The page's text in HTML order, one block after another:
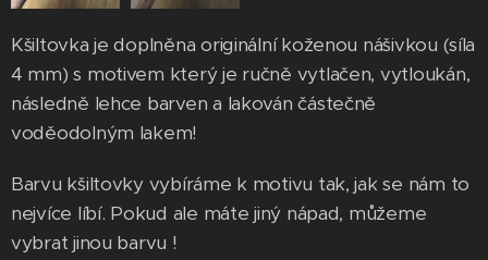
Kšiltovka je doplněna originální koženou nášivkou (síla
4 mm) s motivem který je ručně vytlačen, vytloukán,
následně lehce barven a lakován částečně
voděodolným lakem!
Barvu kšiltovky vybíráme k motivu tak, jak se nám to
nejvíce líbí. Pokud ale máte jiný nápad, můžeme
vybrat jinou barvu !